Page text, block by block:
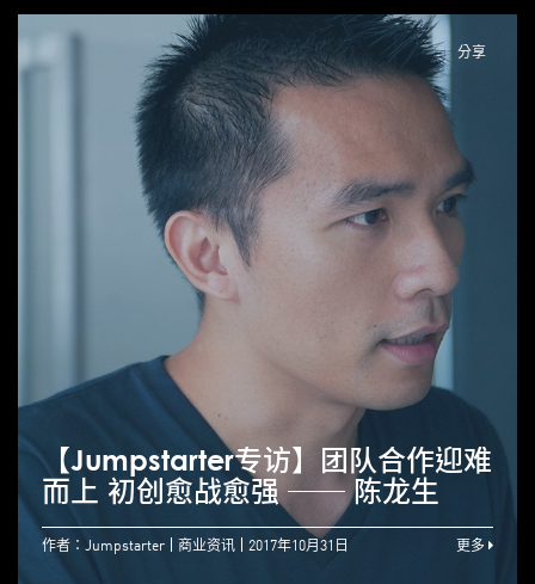
分享
【Jumpstarter专访】团队合作迎难
而上 初创愈战愈强 ── 陈龙生
作者：Jumpstarter 商业资讯 2017年10月31日 更多